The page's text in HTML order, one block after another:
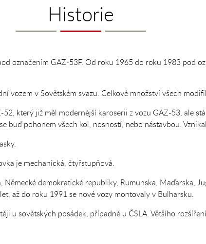
Historie
označením GAZ-53F. Od roku 1965 do roku 1983 pod
vozem v Sovětském svazu. Celkové množství všech
který již měl modernější karoserii z vozu GAZ-53, ale
buď pohonem všech kol, nosností, nebo nástavbou.
je mechanická, čtyřstupňová.
demokratické republiky, Rumunska, Maďarska,
až do roku 1991 se nové vozy montovaly v Bulharsku.
u sovětských posádek, případně u ČSLA. Většího